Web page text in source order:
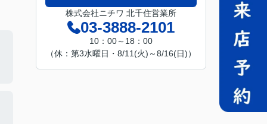
株式会社ニチワ 北千住営業所
03-3888-2101
10：00～18：00
（休：第3水曜日・8/11(火)～8/16(日)）